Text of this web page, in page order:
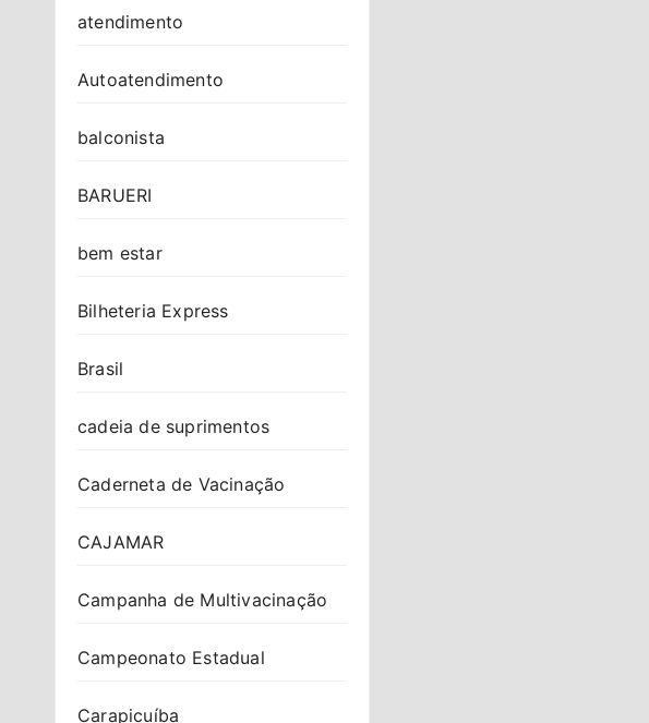
atendimento
Autoatendimento
balconista
BARUERI
bem estar
Bilheteria Express
Brasil
cadeia de suprimentos
Caderneta de Vacinação
CAJAMAR
Campanha de Multivacinação
Campeonato Estadual
Carapicuíba